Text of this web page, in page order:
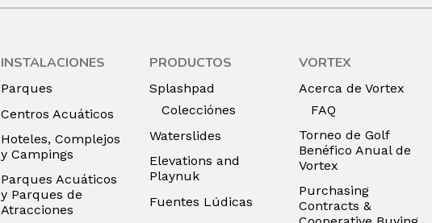
INSTALACIONES
Parques
Centros Acuáticos
Hoteles, Complejos
y Campings
Parques Acuáticos
y Parques de
Atracciones
PRODUCTOS
Splashpad
Colecciónes
Waterslides
Elevations and
Playnuk
Fuentes Lúdicas
VORTEX
Acerca de Vortex
FAQ
Torneo de Golf
Benéfico Anual de
Vortex
Purchasing
Contracts &